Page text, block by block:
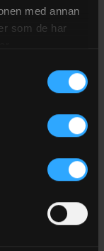
med annan
som de har
drift under
genom sitt extremt
och risken